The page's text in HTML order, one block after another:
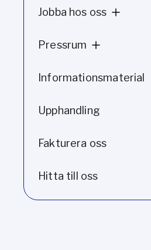
Jobba hos oss
Pressrum
Informationsmaterial
Upphandling
Fakturera oss
Hitta till oss